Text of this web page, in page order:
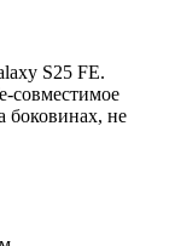
S25 FE.
совместимое
боковинах, не